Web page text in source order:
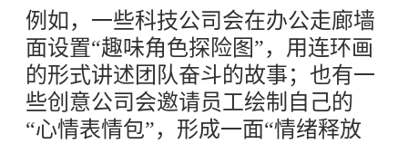
例如，一些科技公司会在办公走廊墙
面设置“趣味角色探险图”，用连环画
的形式讲述团队奋斗的故事；也有一
些创意公司会邀请员工绘制自己的
“心情表情包”，形成一面“情绪释放